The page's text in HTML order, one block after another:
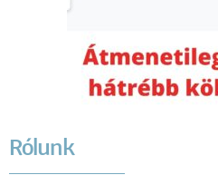
Rólunk